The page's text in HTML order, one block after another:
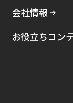
会社情報
お役立ちコン